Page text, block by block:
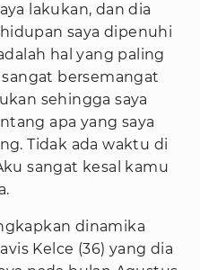
lakukan, dan dia
saya dipenuhi
hal yang paling
bersemangat
sehingga saya
apa yang saya
Tidak ada waktu di
sangat kesal kamu
dinamika
Kelce (36) yang dia